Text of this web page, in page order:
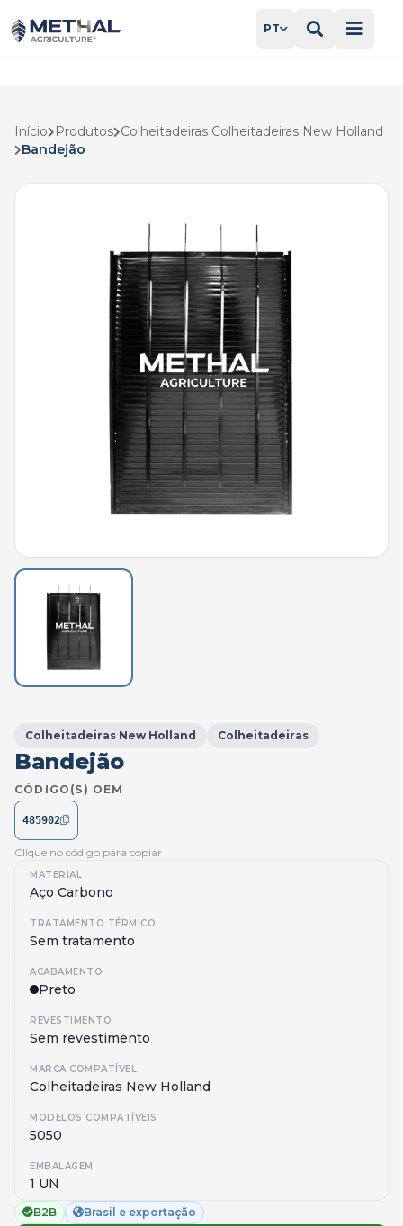
PT
Início Produtos Colheitadeiras Colheitadeiras New Holland
Bandejão
Colheitadeiras New Holland Colheitadeiras
Bandejão
CÓDIGO(S) OEM
485902
Clique no código para copiar
MATERIAL
Aço Carbono
TRATAMENTO TÉRMICO
Sem tratamento
ACABAMENTO
Preto
REVESTIMENTO
Sem revestimento
MARCA COMPATÍVEL
Colheitadeiras New Holland
MODELOS COMPATÍVEIS
5050
EMBALAGEM
1 UN
B2B Brasil e exportação